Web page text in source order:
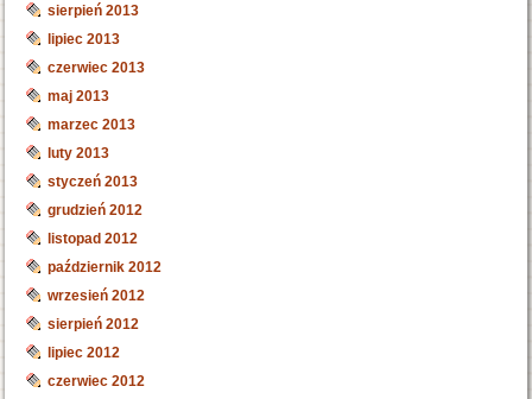
sierpień 2013
lipiec 2013
czerwiec 2013
maj 2013
marzec 2013
luty 2013
styczeń 2013
grudzień 2012
listopad 2012
październik 2012
wrzesień 2012
sierpień 2012
lipiec 2012
czerwiec 2012